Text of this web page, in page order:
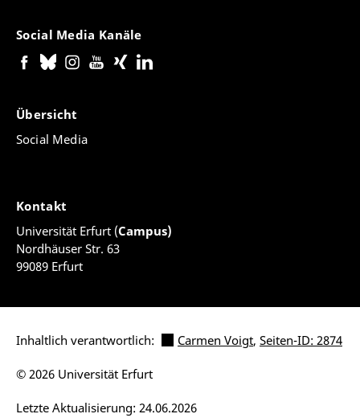
Social Media Kanäle
Übersicht
Social Media
Kontakt
Universität Erfurt (Campus)
Nordhäuser Str. 63
99089 Erfurt
Inhaltlich verantwortlich: Carmen Voigt, Seiten-ID: 2874
Letzte Aktualisierung: 24.06.2026
© 2026 Universität Erfurt